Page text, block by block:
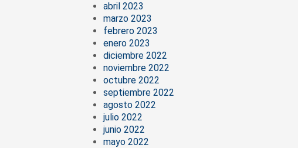
abril 2023
marzo 2023
febrero 2023
enero 2023
diciembre 2022
noviembre 2022
octubre 2022
septiembre 2022
agosto 2022
julio 2022
junio 2022
mayo 2022